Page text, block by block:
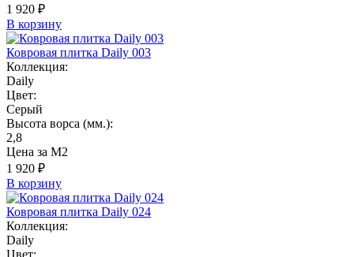
1 920 ₽
В корзину
Ковровая плитка Daily 003
Коллекция:
Daily
Цвет:
Серый
Высота ворса (мм.):
2,8
Цена за М2
1 920 ₽
В корзину
Ковровая плитка Daily 024
Коллекция:
Daily
Цвет: